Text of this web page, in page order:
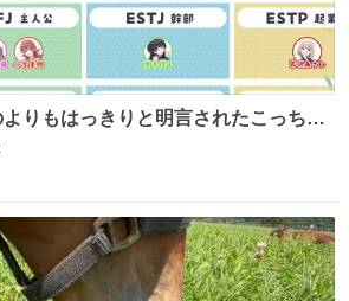
りもはっきりと明言されたこっちで
気持ち